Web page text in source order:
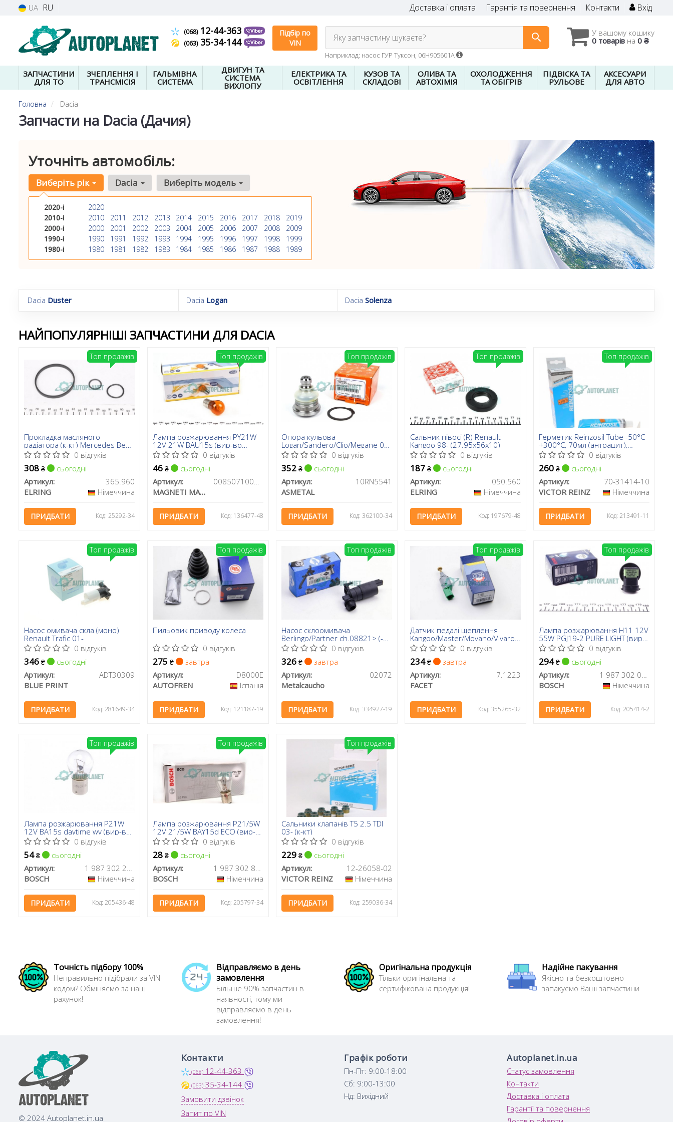
UA RU Доставка і оплата Гарантія та повернення Контакти Вхід
(068)12-44-363
(063)35-34-144
Підбір по
VIN
У вашому кошику
0 товарів на 0 ₴
Яку запчастину шукаєте?
Наприклад: насос ГУР Туксон, 06H905601A
ЗАПЧАСТИНИ
ДЛЯ ТО
ЗЧЕПЛЕННЯ І
ТРАНСМІСІЯ
ГАЛЬМІВНА
СИСТЕМА
ДВИГУН ТА
СИСТЕМА
ВИХЛОПУ
ЕЛЕКТРИКА ТА
ОСВІТЛЕННЯ
КУЗОВ ТА
СКЛАДОВІ
ОЛИВА ТА
АВТОХІМІЯ
ОХОЛОДЖЕННЯ
ТА ОБІГРІВ
ПІДВІСКА ТА
РУЛЬОВЕ
АКСЕСУАРИ
ДЛЯ АВТО
Головна Dacia
Запчасти на Dacia (Дачия)
Уточніть автомобіль:
Виберіть рік
2020-і
2020
2010-і
2010 2011 2012 2013 2014 2015 2016 2017 2018
2019
2000-і
2000 2001 2002 2003 2004 2005 2006 2007 2008
2009
1990-і
1990 1991 1992 1993 1994 1995 1996 1997 1998
1999
1980-і
1980 1981 1982 1983 1984 1985 1986 1987 1988 1989
Dacia Виберіть модель
Dacia Duster Dacia Logan Dacia Solenza
НАЙПОПУЛЯРНІШІ ЗАПЧАСТИНИ ДЛЯ DACIA
Прокладка масляного
радіатора (к-кт) Mercedes Benz
Citan / Renault Dokker/Kangoo
1.5 DCI
0 відгуків
308 ₴
сьогодні
Артикул:
365.960
ELRING
Німеччина
ПРИДБАТИ Код: 25292-34
Топ продажів
Лампа розжарювання PY21W
12V 21W BAU15s (вир-во
Magneti Marelli)0 відгуків
46 ₴
сьогодні
Артикул:
008507100000
MAGNETI MARELLI
ПРИДБАТИ Код: 136477-48
Топ продажів
Опора кульова
Logan/Sandero/Clio/Megane 03-
(конус 18мм) 0 відгуків
352 ₴
сьогодні
Артикул:
10RN5541
ASMETAL
ПРИДБАТИ Код: 362100-34
Топ продажів
Сальник півосі (R) Renault
Kangoo 98- (27.95x56x10)
0 відгуків
187 ₴
сьогодні
Артикул:
050.560
ELRING
Німеччина
ПРИДБАТИ Код: 197679-48
Топ продажів
Герметик Reinzosil Tube -50°C
+300°C, 70мл (антрацит),
використовувати з 70-31415-
00
0 відгуків
260 ₴
сьогодні
Артикул:
70-31414-10
VICTOR REINZ
Німеччина
ПРИДБАТИ Код: 213491-11
Топ продажів
Насос омивача скла (моно)
Renault Trafic 01-
0 відгуків
346 ₴
сьогодні
Артикул:
ADT30309
BLUE PRINT
ПРИДБАТИ Код: 281649-34
Топ продажів
Пильовик приводу колеса
0 відгуків
275 ₴
завтра
Артикул:
D8000E
AUTOFREN
Іспанія
ПРИДБАТИ Код: 121187-19
Топ продажів
Насос склоомивача
Berlingo/Partner ch.08821> (-
зад стекло)
0 відгуків
326 ₴
завтра
Артикул:
02072
Metalcaucho
ПРИДБАТИ Код: 334927-19
Топ продажів
Датчик педалі щеплення
Kangoo/Master/Movano/Vivaro/Trafic
01-
0 відгуків
234₴
завтра
Артикул:
7.1223
FACET
ПРИДБАТИ Код: 355265-32
Топ продажів
Лампа розжарювання H11 12V
55W PGJ19-2 PURE LIGHT (вир-
во Bosch)
0 відгуків
294₴
сьогодні
Артикул:
1 987 302 084
BOSCH
Німеччина
ПРИДБАТИ Код: 205414-2
Топ продажів
Лампа розжарювання P21W
12V BA15s daytime wv (вир-во
Bosch)
0 відгуків
54₴
сьогодні
Артикул:
1 987 302 280
BOSCH
Німеччина
ПРИДБАТИ Код: 205436-48
Топ продажів
Лампа розжарювання P21/5W
12V 21/5W BAY15d ECO (вир-
во Bosch)
0 відгуків
28 ₴
сьогодні
Артикул:
1 987 302 814
BOSCH
Німеччина
ПРИДБАТИ Код: 205797-34
Топ продажів
Сальники клапанів T5 2.5 TDI
03- (к-кт)
0 відгуків
229 ₴
сьогодні
Артикул:
12-26058-02
VICTOR REINZ
Німеччина
ПРИДБАТИ Код: 259036-34
Топ продажів
Точність підбору 100%
Неправильно підібрали за VIN-
кодом? Обміняємо за наш
рахунок!
Відправляємо в день
замовлення
Більше 90% запчастин в
наявності, тому ми
відправляємо в день
замовлення!
Оригінальна продукція
Тільки оригінальна та
сертифікована продукція!
Надійне пакування
Якісно та безкоштовно
запакуємо Ваші запчастини
© 2024 Autoplanet.in.ua
Контакти
(068) 12-44-363
(063) 35-34-144
Замовити дзвінок
Запит по VIN
Графік роботи
Пн-Пт: 9:00-18:00
Сб: 9:00-13:00
Нд: Вихідний
Autoplanet.in.ua
Статус замовлення
Контакти
Доставка і оплата
Гарантії та повернення